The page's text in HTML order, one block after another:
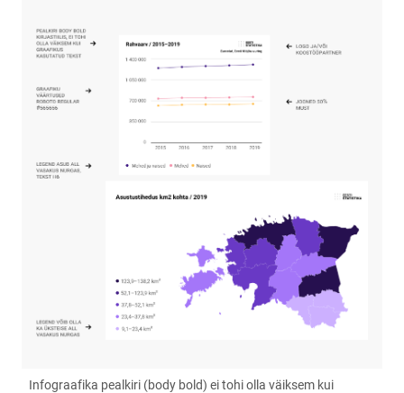
Infograafika pealkiri (body bold) ei tohi olla väiksem kui